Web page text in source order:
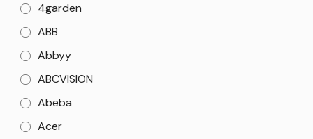
4garden
ABB
Abbyy
ABCVISION
Abeba
Acer